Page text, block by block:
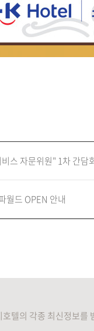
스 자문위원" 1차 간담
월드 OPEN 안내
텔의 각종 최신정보를